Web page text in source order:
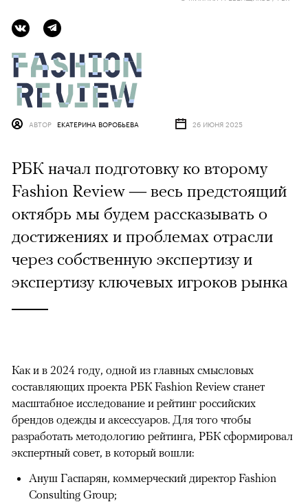
АВТОР ЕКАТЕРИНА ВОРОБЬЕВА 26 ИЮНЯ 2025
РБК начал подготовку ко второму
Fashion Review — весь предстоящий
октябрь мы будем рассказывать о
достижениях и проблемах отрасли
через собственную экспертизу и
экспертизу ключевых игроков рынка
Как и в 2024 году, одной из главных смысловых
составляющих проекта РБК Fashion Review станет
масштабное исследование и рейтинг российских
брендов одежды и аксессуаров. Для того чтобы
разработать методологию рейтинга, РБК сформировал
экспертный совет, в который вошли:
Ануш Гаспарян, коммерческий директор Fashion
Consulting Group;